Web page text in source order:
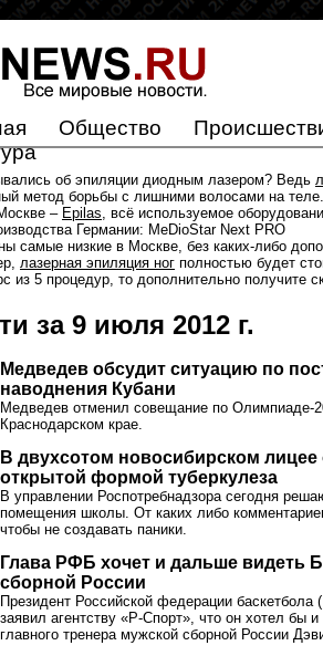
Общество
об эпиляции диодным лазером? Ведь
метод борьбы с лишними волосами на
– Epilas, всё используемое
Германии: MeDioStar Next PRO
самые низкие в Москве, без каких-либо
лазерная эпиляция ног полностью будет
из 5 процедур, то дополнительно получите
за 9 июля 2012 г.
Медведев обсудит ситуацию по
наводнения Кубани
Медведев отменил совещание по Олимпиаде-
Краснодарском крае.
В двухсотом новосибирском лицее
открытой формой туберкулеза
В управлении Роспотребнадзора сегодня
помещения школы. От каких либо
чтобы не создавать паники.
Глава РФБ хочет и дальше видеть
сборной России
Президент Российской федерации
заявил агентству «Р-Спорт», что он хотел бы
главного тренера мужской сборной России